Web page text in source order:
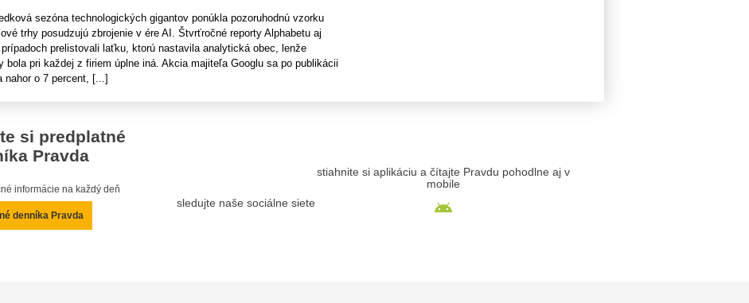
sezóna technologických gigantov ponúkla pozoruhodnú vzorku
trhy posudzujú zbrojenie v ére AI. Štvrťročné reporty Alphabetu aj
prelistovali laťku, ktorú nastavila analytická obec, lenže
bola pri každej z firiem úplne iná. Akcia majiteľa Googlu sa po publikácii
nahor o 7 percent, [...]
si predplatné
Pravda
informácie na každý deň
denníka Pravda
sledujte naše sociálne siete
stiahnite si aplikáciu a čítajte Pravdu pohodlne aj v
mobile